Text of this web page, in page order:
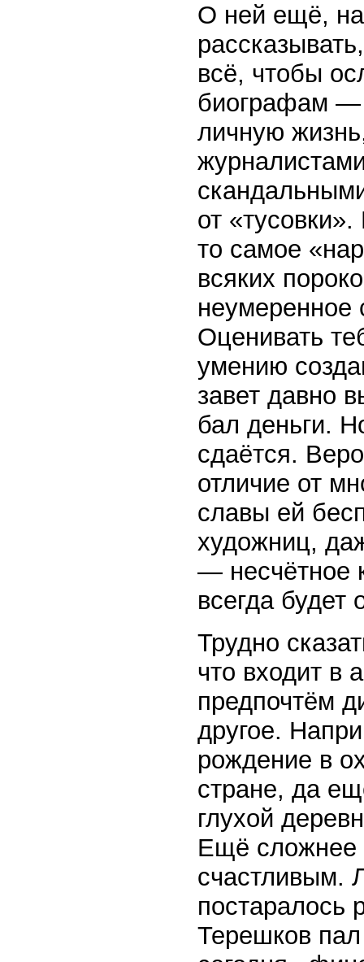
О ней ещё,
всё, чтобы
биографам —
личную
от
то самое
всяких
неумеренное
Оценивать
умению
завет давно
бал деньги.
сдаётся.
отличие от
славы ей
художниц,
— несчётное
всегда будет
Трудно
что входит в
предпочтём
другое.
рождение в
стране, да
глухой
Ещё сложнее
счастливым.
постаралось
Терешков